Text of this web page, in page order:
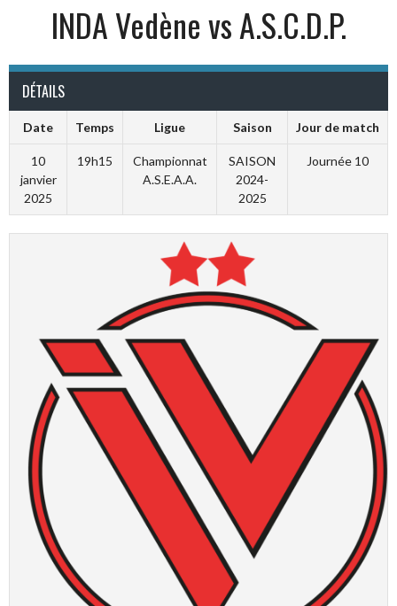
INDA Vedène vs A.S.C.D.P.
DÉTAILS
Date Temps Ligue Saison Jour de match
10
janvier
2025
19h15
Championnat
A.S.E.A.A.
SAISON
2024-
2025
Journée 10